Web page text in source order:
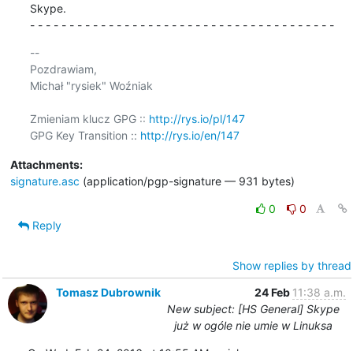
Skype.
- - - - - - - - - - - - - - - - - - - - - - - - - - - - - - - - - - - - - - -
--
Pozdrawiam,
Michał "rysiek" Woźniak
Zmieniam klucz GPG :: http://rys.io/pl/147
GPG Key Transition :: http://rys.io/en/147
Attachments:
signature.asc (application/pgp-signature — 931 bytes)
0
0
Reply
Show replies by thread
Tomasz Dubrownik
24 Feb 11:38 a.m.
New subject: [HS General] Skype
już w ogóle nie umie w Linuksa